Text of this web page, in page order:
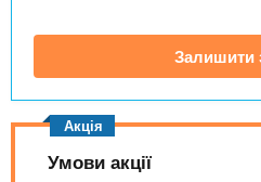
s
.
л
а
За
Залишити
Умови акції